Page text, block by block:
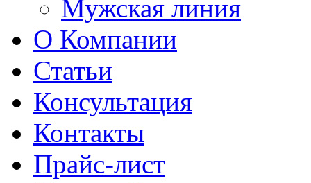
Мужская линия
О Компании
Статьи
Консультация
Контакты
Прайс-лист